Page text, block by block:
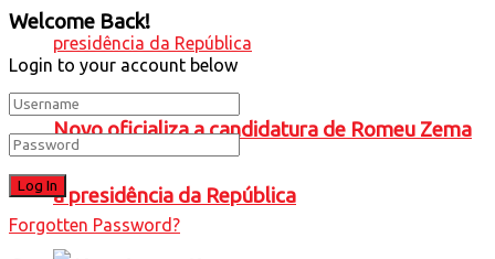
Novo oficializa a candidatura de Romeu Zema
à presidência da República
Welcome Back!
Login to your account below
Forgotten Password?